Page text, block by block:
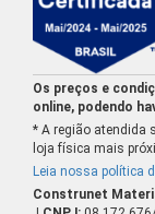
Os preços e
online, podendo
* A região atendida
loja física mais
Leia nossa política
Construnet